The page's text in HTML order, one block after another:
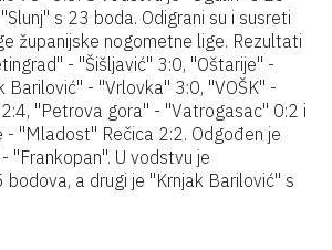
s 23 boda. Odigrani su i susreti
županijske nogometne lige. Rezultati
- "Šišljavić" 3:0, "Oštarije" -
Barilović" - "Vrlovka" 3:0, "VOŠK" -
"Petrova gora" - "Vatrogasac" 0:2 i
"Mladost" Rečica 2:2. Odgođen je
"Frankopan". U vodstvu je
a drugi je "Krnjak Barilović" s